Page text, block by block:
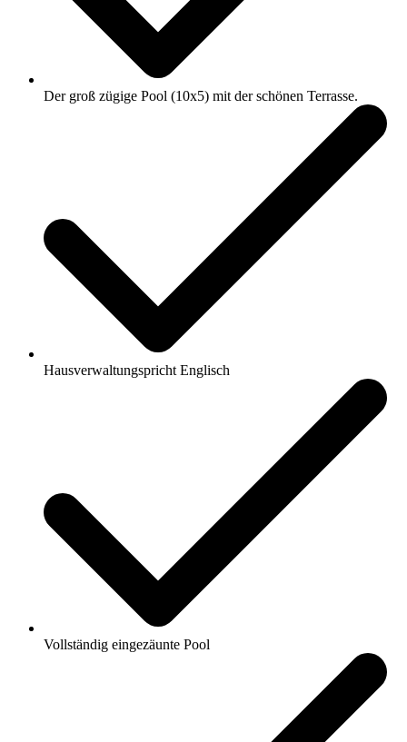
Der groß zügige Pool (10x5) mit der schönen Terrasse.
Hausverwaltungspricht Englisch
Vollständig eingezäunte Pool